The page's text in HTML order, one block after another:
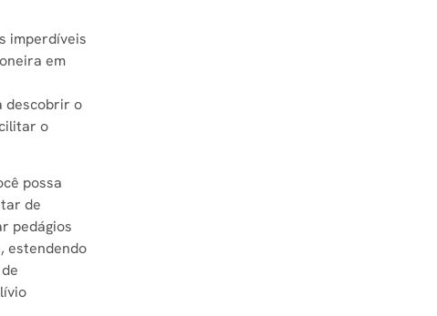
imperdíveis
em
descobrir o
o
possa
de
pedágios
estendendo